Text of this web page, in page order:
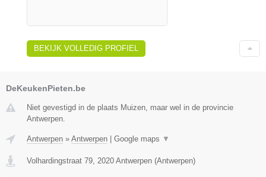
BEKIJK VOLLEDIG PROFIEL
DeKeukenPieten.be
Niet gevestigd in de plaats Muizen, maar wel in de provincie
Antwerpen.
Antwerpen » Antwerpen Google maps ▼
Volhardingstraat 79 2020 Antwerpen (Antwerpen)